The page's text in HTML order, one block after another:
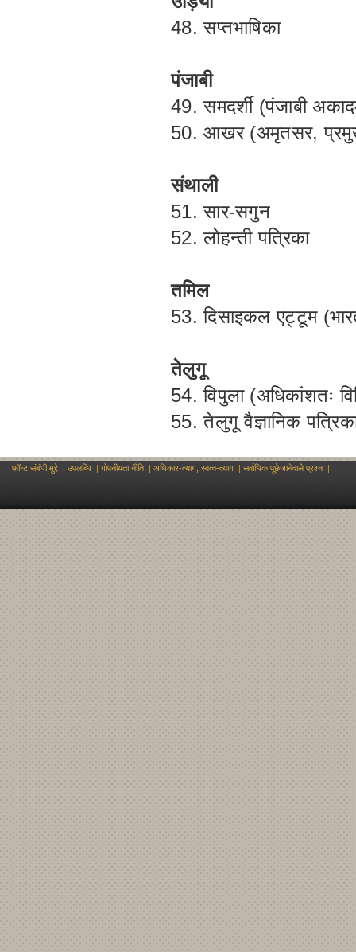
48. सप्तभाषिका
पंजाबी
49. समदर्शी (पंजाबी
50. आखर (अमृतसर,
संथाली
51. सार-सगुन
52. लोहन्ती पत्रिका
तमिल
53. दिसाइकल एट्टूम
तेलुगू
54. विपुला (अधिकांशतः
55. तेलुगू वैज्ञानिक
फॉन्ट संबंधी मुद्दे | उपलब्धि | गोपनीयता नीति| अधिकार-त्याग, स्वत्व-त्याग | सर्वाधिक पूछेजानेवाले प्रश्न|